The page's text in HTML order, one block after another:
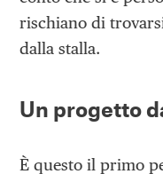
rischiano di
dalla stalla.
Un progetto
È questo il primo